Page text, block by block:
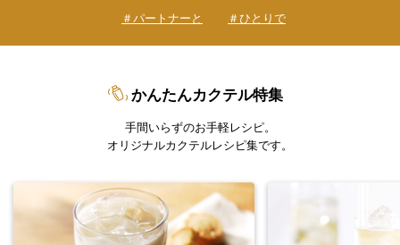
＃パートナーと ＃ひとりで
かんたんカクテル特集
手間いらずのお手軽レシピ。
オリジナルカクテルレシピ集です。